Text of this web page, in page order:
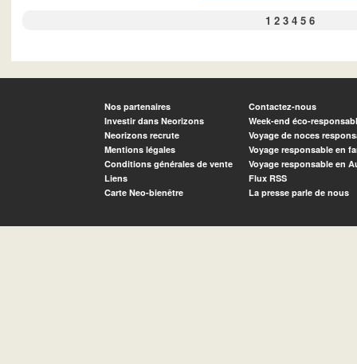
1 2 3 4 5 6
Nos partenaires
Investir dans Neorizons
Neorizons recrute
Mentions légales
Conditions générales de vente
Liens
Carte Neo-bienêtre
Contactez-nous
Week-end éco-
Voyage de noces
Voyage responsable en
Voyage responsable en
Flux RSS
La presse parle de nous